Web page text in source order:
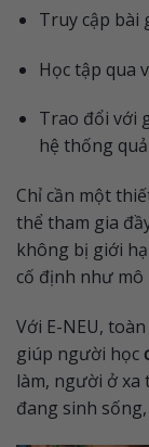
Truy cập bài
Học tập qua
Trao đổi với
hệ thống
Chỉ cần một
thể tham gia
không bị giới
cố định như
Với E-NEU,
giúp người học
làm, người ở
đang sinh